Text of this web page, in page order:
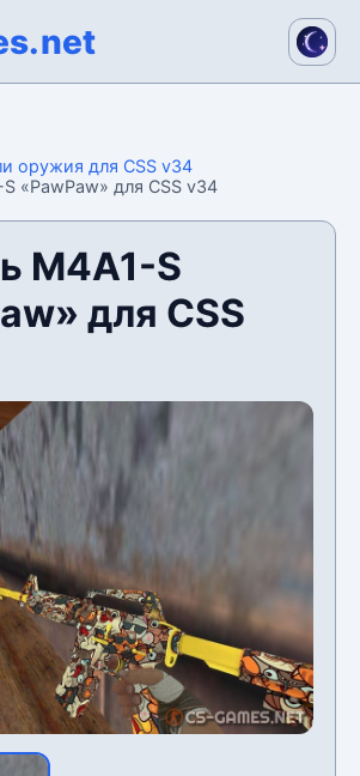
оружия для CSS v34
«PawPaw» для CSS v34
M4A1-S
для CSS